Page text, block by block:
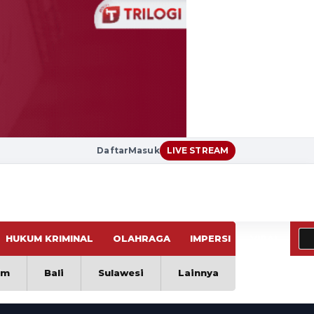
DaftarMasuk LIVE STREAM
HUKUM KRIMINAL OLAHRAGA IMPERSI
Bali Sulawesi Lainnya